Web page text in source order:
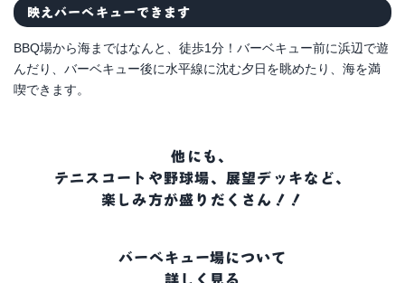
映えバーベキューできます
BBQ場から海まではなんと、徒歩1分！バーベキュー前に浜辺で遊
んだり、バーベキュー後に水平線に沈む夕日を眺めたり、海を満
喫できます。
他にも、
テニスコートや野球場、展望デッキなど、
楽しみ方が盛りだくさん！！
バーベキュー場について
詳しく見る